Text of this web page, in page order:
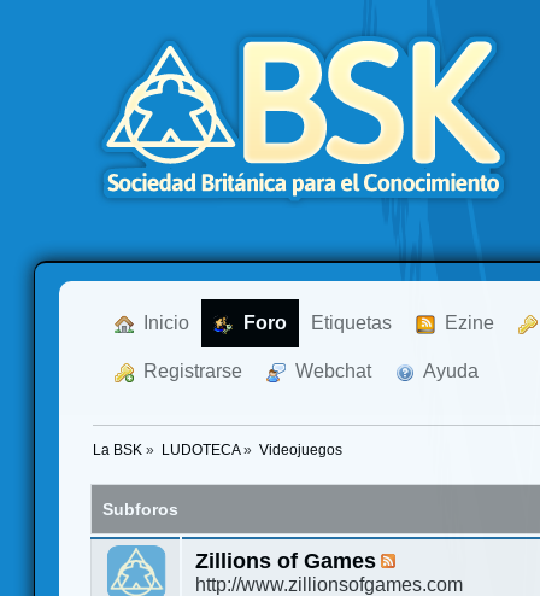
Inicio Foro Etiquetas Ezine
Registrarse Webchat Ayuda
La BSK » LUDOTECA» Videojuegos
Subforos
Zillions of Games
http://www.zillionsofgames.com